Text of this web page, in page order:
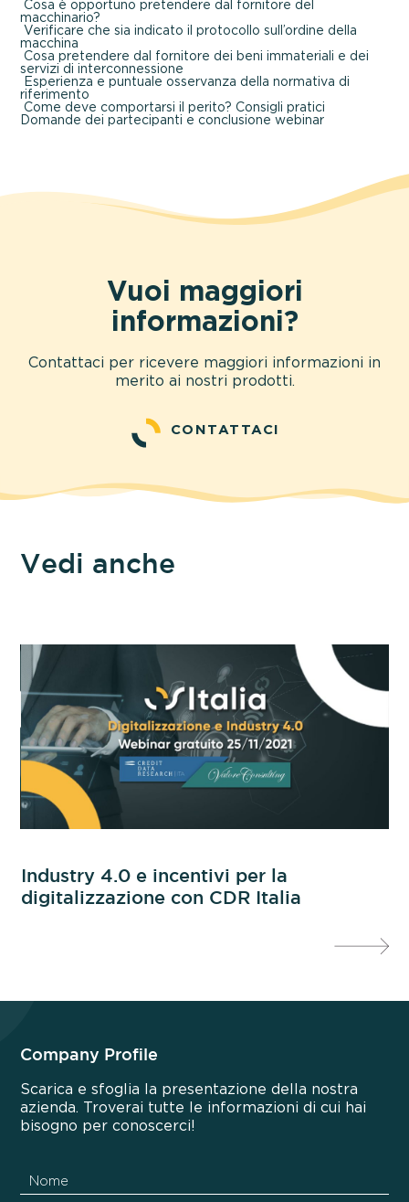
Cosa è opportuno pretendere dal fornitore del
macchinario?
Verificare che sia indicato il protocollo sull’ordine della
macchina
Cosa pretendere dal fornitore dei beni immateriali e dei
servizi di interconnessione
Esperienza e puntuale osservanza della normativa di
riferimento
Come deve comportarsi il perito? Consigli pratici
Domande dei partecipanti e conclusione webinar
Vuoi maggiori
informazioni?
Contattaci per ricevere maggiori informazioni in
merito ai nostri prodotti.
CONTATTACI
Vedi anche
Industry 4.0 e incentivi per la
digitalizzazione con CDR Italia
Company Profile
Scarica e sfoglia la presentazione della nostra
azienda. Troverai tutte le informazioni di cui hai
bisogno per conoscerci!